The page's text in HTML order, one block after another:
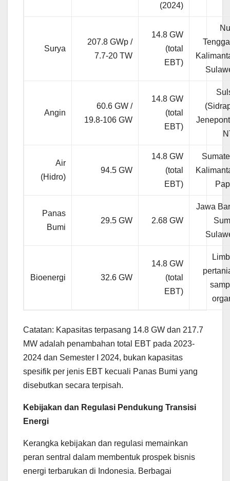
(2024)
Surya
207.8 GWp /
7.7-20 TW
14.8 GW
(total
EBT)
Angin
60.6 GW /
19.8-106 GW
14.8 GW
(total
EBT)
Air
(Hidro)
94.5 GW
14.8 GW
(total
EBT)
Panas
Bumi
29.5 GW 2.68 GW
Jawa
Bioenergi 32.6 GW
14.8 GW
(total
EBT)
Catatan: Kapasitas terpasang 14.8 GW dan 217.7
MW adalah penambahan total EBT pada 2023-
2024 dan Semester I 2024, bukan kapasitas
spesifik per jenis EBT kecuali Panas Bumi yang
disebutkan secara terpisah.
Kebijakan dan Regulasi Pendukung Transisi
Energi
Kerangka kebijakan dan regulasi memainkan
peran sentral dalam membentuk prospek bisnis
energi terbarukan di Indonesia. Berbagai